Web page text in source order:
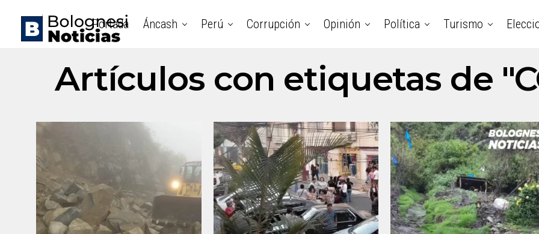
Portada Áncash Perú Corrupción Opinión Política Turismo
Artículos con etiquetas de